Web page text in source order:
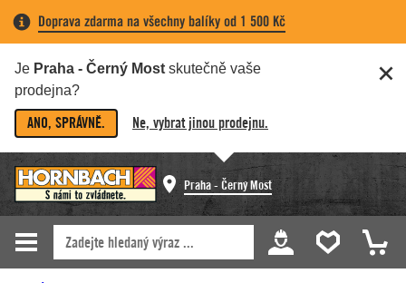
Doprava zdarma na všechny balíky od 1 500 Kč
Je Praha - Černý Most skutečně vaše
prodejna?
ANO, SPRÁVNĚ. Ne, vybrat jinou prodejnu.
Praha - Černý Most